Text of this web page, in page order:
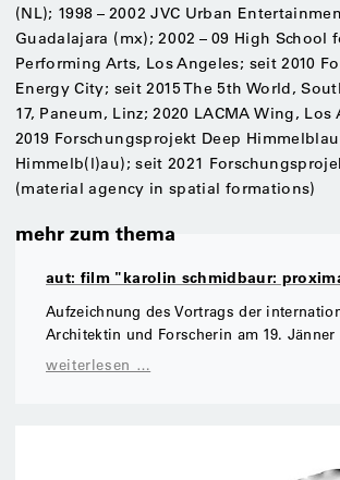
(NL); 1998 – 2002 JVC Urban
Guadalajara (mx); 2002 – 09 High School
Performing Arts, Los Angeles; seit 2010
Energy City; seit 2015 The 5th World,
17, Paneum, Linz; 2020 LACMA Wing, Los
2019 Forschungsprojekt Deep
Himmelb(l)au); seit 2021
(material agency in spatial formations)
mehr zum thema
aut: film "karolin schmidbaur:
Aufzeichnung des Vortrags der
Architektin und Forscherin am 19. Jänner
weiterlesen …